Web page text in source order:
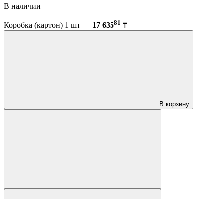
В наличии
Коробка (картон) 1 шт — 17 63581 ₸
В корзину